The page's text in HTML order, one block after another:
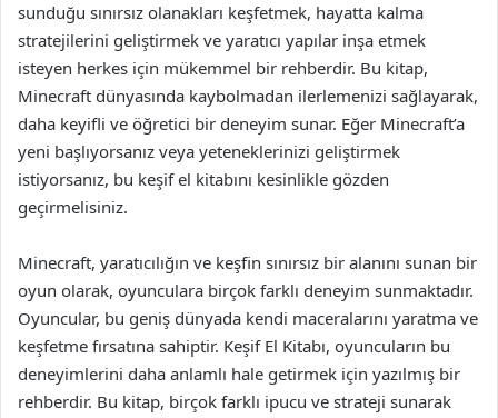
sunduğu sınırsız olanakları keşfetmek, hayatta kalma
stratejilerini geliştirmek ve yaratıcı yapılar inşa etmek
isteyen herkes için mükemmel bir rehberdir. Bu kitap,
Minecraft dünyasında kaybolmadan ilerlemenizi sağlayarak,
daha keyifli ve öğretici bir deneyim sunar. Eğer Minecraft’a
yeni başlıyorsanız veya yeteneklerinizi geliştirmek
istiyorsanız, bu keşif el kitabını kesinlikle gözden
geçirmelisiniz.
Minecraft, yaratıcılığın ve keşfin sınırsız bir alanını sunan bir
oyun olarak, oyunculara birçok farklı deneyim sunmaktadır.
Oyuncular, bu geniş dünyada kendi maceralarını yaratma ve
keşfetme fırsatına sahiptir. Keşif El Kitabı, oyuncuların bu
deneyimlerini daha anlamlı hale getirmek için yazılmış bir
rehberdir. Bu kitap, birçok farklı ipucu ve strateji sunarak